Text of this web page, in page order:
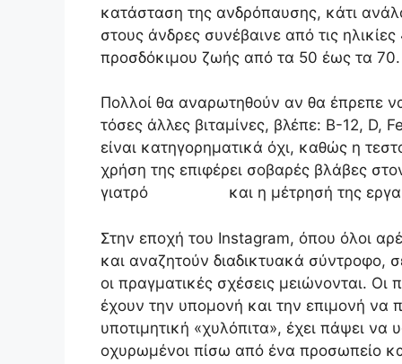
κατάσταση της ανδρόπαυσης, κάτι
στους άνδρες συνέβαινε από τις
προσδόκιμου ζωής από τα 50 έως τα 70.
Πολλοί θα αναρωτηθούν αν θα έπρεπε
τόσες άλλες βιταμίνες, βλέπε: Β-12, D,
είναι κατηγορηματικά όχι, καθώς η
χρήση της επιφέρει σοβαρές βλάβες
γιατρό και η μέτρησή της
Στην εποχή του Instagram, όπου όλοι
και αναζητούν διαδικτυακά σύντροφο,
οι πραγματικές σχέσεις μειώνονται.
έχουν την υπομονή και την επιμονή να
υποτιμητική «χυλόπιτα», έχει πάψει να
οχυρωμένοι πίσω από ένα προσωπείο